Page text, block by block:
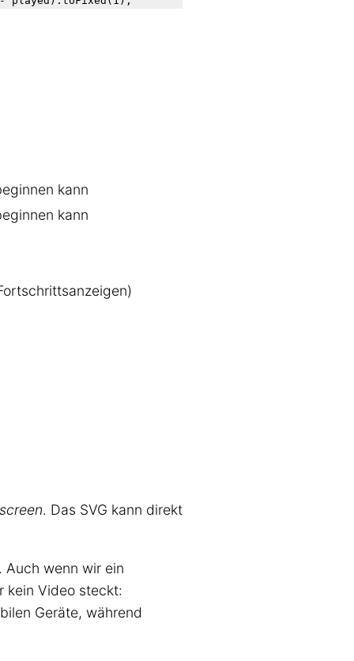
kann
kann
. Das SVG kann direkt
Auch wenn wir ein
kein Video steckt:
Geräte, während